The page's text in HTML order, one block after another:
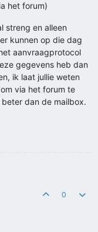
het forum)
streng en alleen
kunnen op die dag
aanvraagprotocol
gegevens heb dan
ik laat jullie weten
via het forum te
dan de mailbox.
0